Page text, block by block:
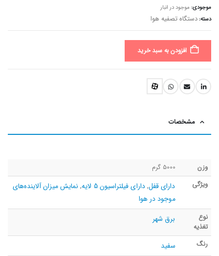
موجودی: موجود در انبار
دسته: دستگاه تصفیه هوا
افزودن به سبد خرید
مشخصات
وزن
5000 گرم
ویژگی
دارای قفل,دارای فیلتراسیون 5 لایه , نمایش میزان آلاینده‌های
موجود در هوا
نوع
تغذیه
برق شهر
رنگ سفید